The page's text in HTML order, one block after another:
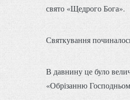
свято «Щедрого Бога».
Святкування
В давнину це було
«Обрізанню